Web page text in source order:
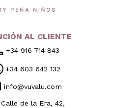
AL CLIENTE
+34 916 714 843
+34 603 642 132
info@vuvalu.com
Calle de la Era, 42,